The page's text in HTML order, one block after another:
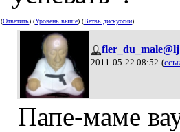
(Ответить) (Уровень выше) (Ветвь дискуссии)
fler_du_male@lj
2011-05-22 08:52 (
Папе-маме